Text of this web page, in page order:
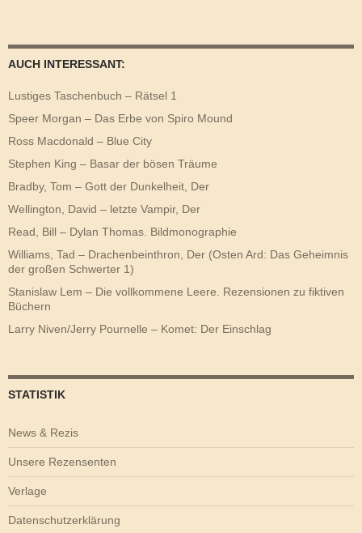
AUCH INTERESSANT:
Lustiges Taschenbuch – Rätsel 1
Speer Morgan – Das Erbe von Spiro Mound
Ross Macdonald – Blue City
Stephen King – Basar der bösen Träume
Bradby, Tom – Gott der Dunkelheit, Der
Wellington, David – letzte Vampir, Der
Read, Bill – Dylan Thomas. Bildmonographie
Williams, Tad – Drachenbeinthron, Der (Osten Ard: Das Geheimnis
der großen Schwerter 1)
Stanislaw Lem – Die vollkommene Leere. Rezensionen zu fiktiven
Büchern
Larry Niven/Jerry Pournelle – Komet: Der Einschlag
STATISTIK
News & Rezis
Unsere Rezensenten
Verlage
Datenschutzerklärung